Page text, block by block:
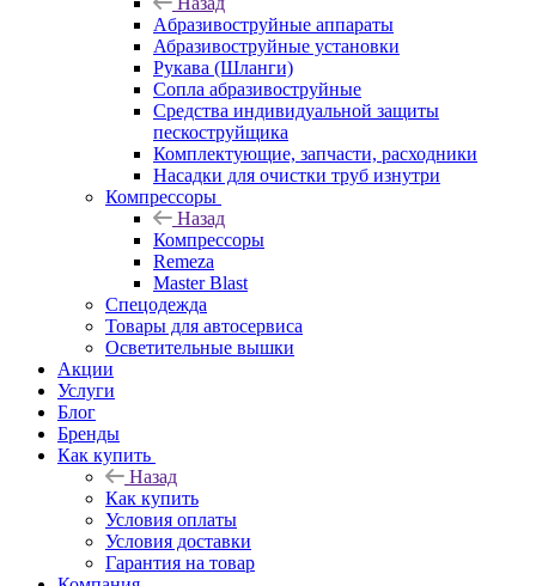
Aбразивоструйные аппараты
Абразивоструйные установки
Рукава (Шланги)
Сопла абразивоструйные
Средства индивидуальной защиты
пескоструйщика
Комплектующие, запчасти, расходники
Насадки для очистки труб изнутри
Компрессоры
Назад
Компрессоры
Remeza
Master Blast
Спецодежда
Товары для автосервиса
Осветительные вышки
Акции
Услуги
Блог
Бренды
Как купить
Назад
Как купить
Условия оплаты
Условия доставки
Гарантия на товар